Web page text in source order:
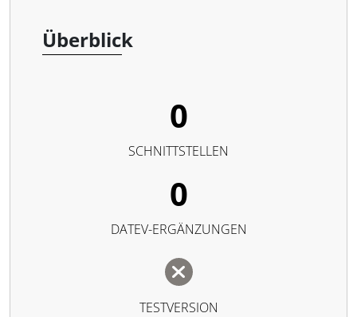
Überblick
0
SCHNITTSTELLEN
0
DATEV-ERGÄNZUNGEN
TESTVERSION